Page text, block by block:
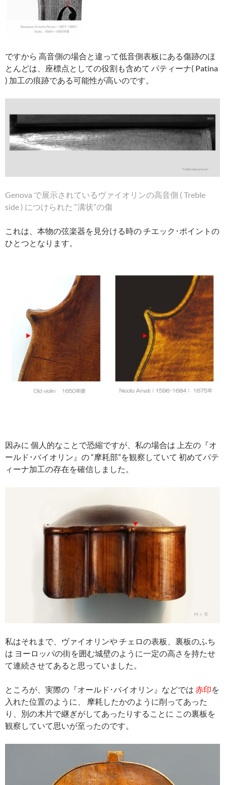
ですから 高音側の場合と違って低音側表板にある傷跡のほ
とんどは、座標点としての役割も含めて パティーナ( Patina
) 加工の痕跡である可能性が高いのです。
Genova で展示されているヴァイオリンの高音側 ( Treble
side ) につけられた “溝状”の傷
これは、本物の弦楽器を見分ける時の チエック･ポイントの
ひとつとなります。
因みに 個人的なことで恐縮ですが、私の場合は 上左の『オ
ールド･バイオリン』の “摩耗部”を観察していて 初めてパテ
ィーナ加工の存在を確信しました。
私はそれまで、ヴァイオリンや チェロの表板、裏板のふち
は ヨーロッパの街を囲む城壁のように一定の高さを持たせ
て連続させてあると思っていました。
ところが、実際の『オールド･バイオリン』などでは 赤印を
入れた位置のように、 摩耗したかのように削ってあった
り、別の木片で継ぎがしてあったりすることに この裏板を
観察していて思いが至ったのです。